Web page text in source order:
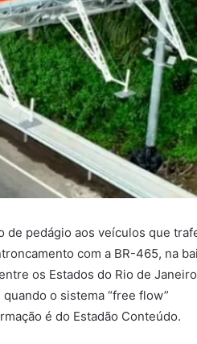
de pedágio aos veículos que
com a BR-465, na
os Estados do Rio de
o sistema “free flow”
é do Estadão Conteúdo.